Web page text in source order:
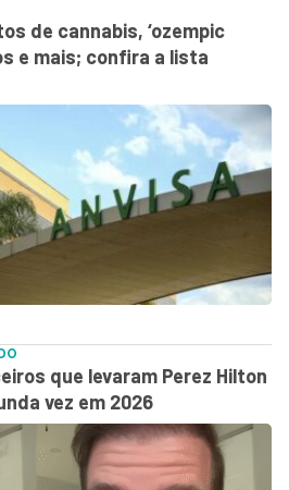
de cannabis, ‘ozempic
e mais; confira a lista
que levaram Perez Hilton
vez em 2026